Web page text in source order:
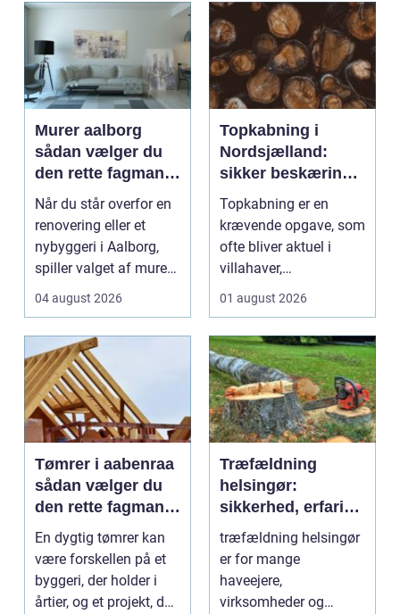
Murer aalborg
sådan vælger du
den rette fagmand
til dit næste
projekt
Når du står overfor en
renovering eller et
nybyggeri i Aalborg,
spiller valget af murer
en stor roll...
04 august 2026
Topkabning i
Nordsjælland:
sikker beskæring
af store træer
Topkabning er en
krævende opgave, som
ofte bliver aktuel i
villahaver,
sommerhusområder ...
01 august 2026
Tømrer i aabenraa
sådan vælger du
den rette fagmand
til dit projekt
En dygtig tømrer kan
være forskellen på et
byggeri, der holder i
årtier, og et projekt, der
Træfældning
helsingør:
sikkerhed, erfaring
og gode løsninger
i nordsjælland
træfældning helsingør
er for mange
haveejere,
virksomheder og